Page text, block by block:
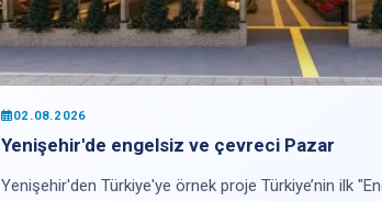
02.08.2026
Yenişehir'de engelsiz ve çevreci Pazar
Yenişehir'den Türkiye'ye örnek proje Türkiye’nin ilk